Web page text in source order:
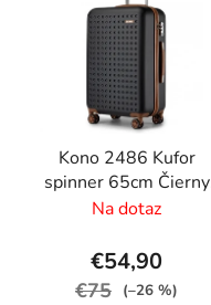
Kono 2486 Kufor
spinner 65cm Čierny
ABS/Polykarbonát
Na dotaz
€54,90
€75 (–26 %)